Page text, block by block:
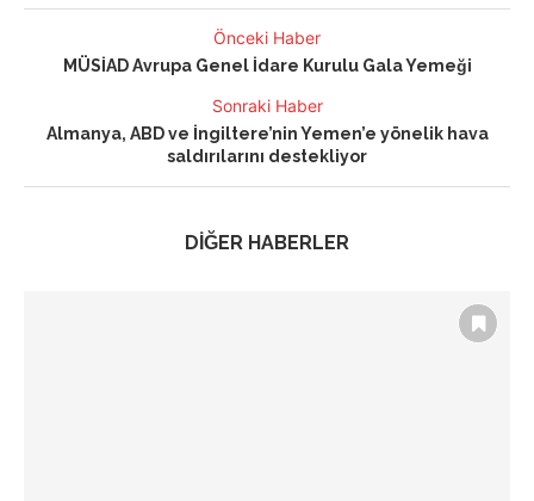
Önceki Haber
MÜSİAD Avrupa Genel İdare Kurulu Gala Yemeği
Sonraki Haber
Almanya, ABD ve İngiltere’nin Yemen’e yönelik hava
saldırılarını destekliyor
DİĞER HABERLER